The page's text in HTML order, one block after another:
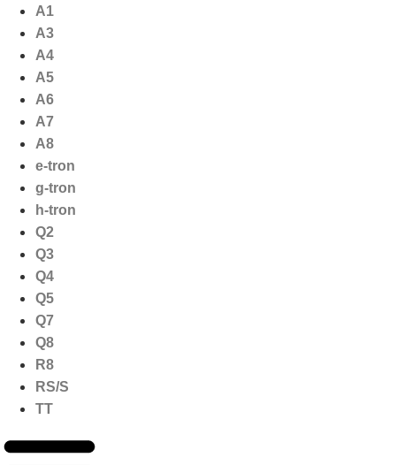
naar
inhoud
A1
A3
A4
A5
A6
A7
A8
e-tron
g-tron
h-tron
Q2
Q3
Q4
Q5
Q7
Q8
R8
RS/S
TT